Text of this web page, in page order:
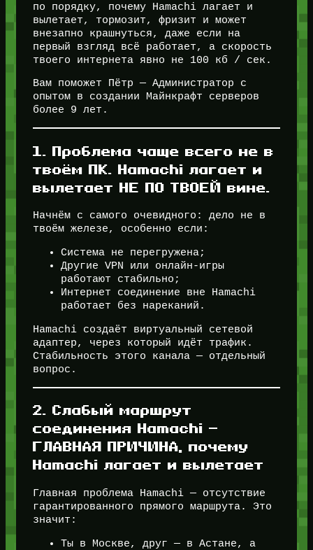
по порядку, почему Hamachi лагает и
вылетает, тормозит, фризит и может
внезапно крашнуться, даже если на
первый взгляд всё работает, а скорость
твоего интернета явно не 100 кб / сек.
Вам поможет Пётр — Администратор с
опытом в создании Майнкрафт серверов
более 9 лет.
1. Проблема чаще всего не в
твоём ПК. Hamachi лагает и
вылетает НЕ ПО ТВОЕЙ вине.
Начнём с самого очевидного: дело не в
твоём железе, особенно если:
Система не перегружена;
Другие VPN или онлайн-игры
работают стабильно;
Интернет соединение вне Hamachi
работает без нареканий.
Hamachi создаёт виртуальный сетевой
адаптер, через который идёт трафик.
Стабильность этого канала — отдельный
вопрос.
2. Слабый маршрут
соединения Hamachi —
ГЛАВНАЯ ПРИЧИНА, почему
Hamachi лагает и вылетает
Главная проблема Hamachi — отсутствие
гарантированного прямого маршрута. Это
значит:
Ты в Москве, друг — в Астане, а